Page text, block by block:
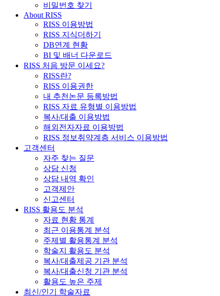
비밀번호 찾기
About RISS
RISS 이용방법
RISS 지식더하기
DB연계 현황
BI 및 배너 다운로드
RISS 처음 방문 이세요?
RISS란?
RISS 이용권한
내 추천논문 등록방법
RISS 자료 유형별 이용방법
복사/대출 이용방법
해외전자자료 이용방법
RISS 정보취약계층 서비스 이용방법
고객센터
자주 찾는 질문
상담 신청
상담 내역 확인
고객제안
신고센터
RISS 활용도 분석
자료 현황 통계
최근 이용통계 분석
주제별 활용통계 분석
학술지 활용도 분석
복사/대출제공 기관 분석
복사/대출신청 기관 분석
활용도 높은 주제
최신/인기 학술자료